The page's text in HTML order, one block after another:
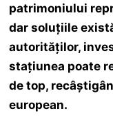
patrimoniului
dar soluțiile
autorităților,
stațiunea poate
de top,
european.